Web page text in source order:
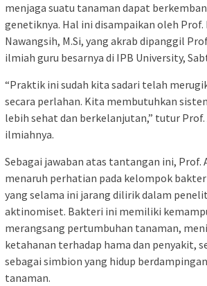
menjaga suatu tanaman dapat
genetiknya. Hal ini disampaikan oleh Prof.
Nawangsih, M.Si, yang akrab dipanggil
ilmiah guru besarnya di IPB University,
“Praktik ini sudah kita sadari telah
secara perlahan. Kita membutuhkan
lebih sehat dan berkelanjutan,” tutur Prof.
ilmiahnya.
Sebagai jawaban atas tantangan ini, Prof.
menaruh perhatian pada kelompok
yang selama ini jarang dilirik dalam
aktinomiset. Bakteri ini memiliki
merangsang pertumbuhan tanaman,
ketahanan terhadap hama dan penyakit,
sebagai simbion yang hidup
tanaman.